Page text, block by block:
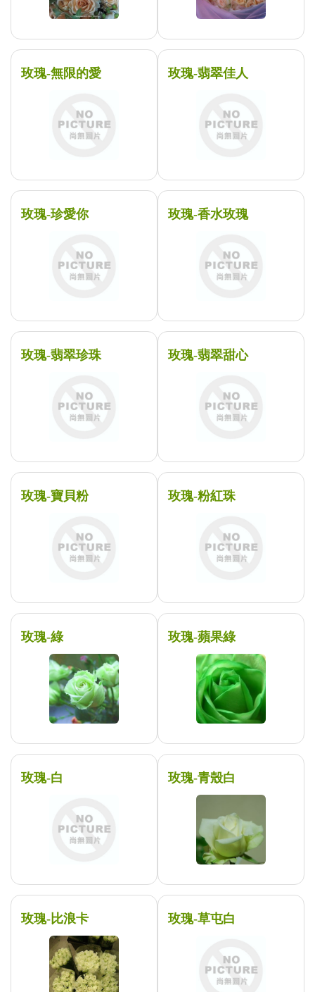
玫瑰-無限的愛 玫瑰-翡翠佳人
玫瑰-珍愛你 玫瑰-香水玫瑰
玫瑰-翡翠珍珠 玫瑰-翡翠甜心
玫瑰-寶貝粉 玫瑰-粉紅珠
玫瑰-綠 玫瑰-蘋果綠
玫瑰-白 玫瑰-青殼白
玫瑰-比浪卡 玫瑰-草屯白